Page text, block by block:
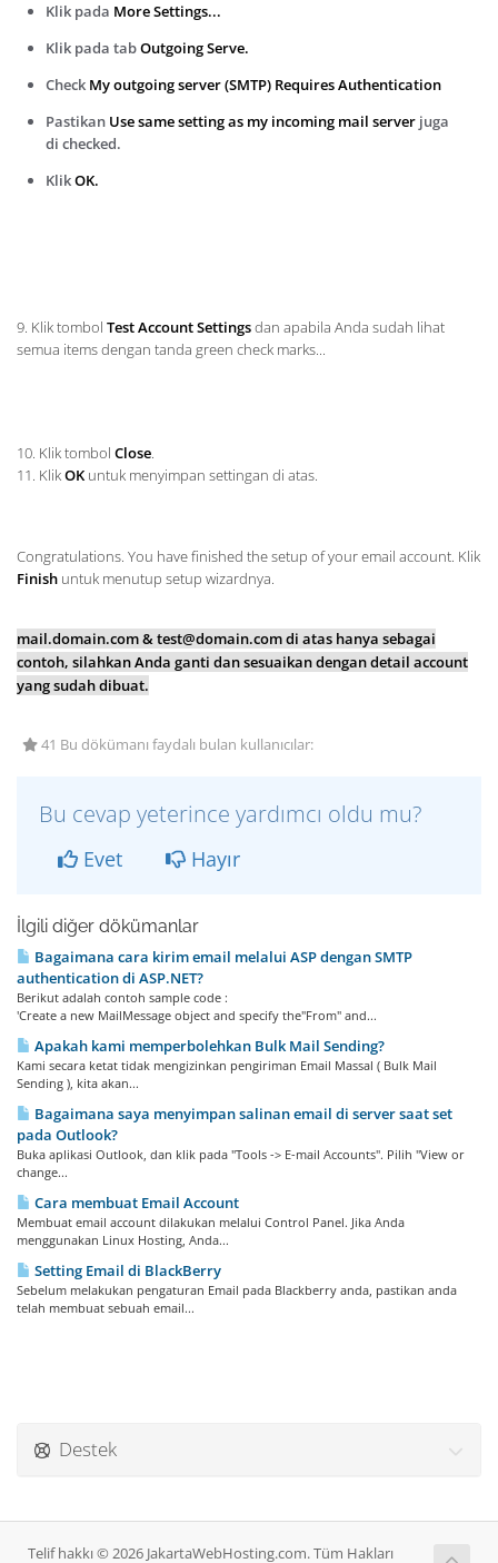
Klik pada More Settings...
Klik pada tabOutgoing Serve.
Check My outgoing server (SMTP) Requires Authentication
Pastikan Use same setting as my incoming mail server juga
di checked.
KlikOK.
9. Klik tombol Test Account Settingsdan apabila Anda sudah lihat
semua items dengan tanda green check marks...
10. Klik tombol Close.
11. KlikOK untuk menyimpan settingan di atas.
Congratulations. You have finished the setup of your email account. Klik
Finish untuk menutup setup wizardnya.
mail.domain.com & test@domain.com di atas hanya sebagai
contoh, silahkan Anda ganti dan sesuaikan dengan detail account
yang sudah dibuat.
41 Bu dökümanı faydalı bulan kullanıcılar:
Bu cevap yeterince yardımcı oldu mu?
Evet Hayır
İlgili diğer dökümanlar
Bagaimana cara kirim email melalui ASP dengan SMTP
authentication di ASP.NET?
Berikut adalah contoh sample code :
'Create a new MailMessage object and specify the"From" and...
Apakah kami memperbolehkan Bulk Mail Sending?
Kami secara ketat tidak mengizinkan pengiriman Email Massal ( Bulk Mail
Sending ), kita akan...
Bagaimana saya menyimpan salinan email di server saat set
pada Outlook?
Buka aplikasi Outlook, dan klik pada "Tools -> E-mail Accounts". Pilih "View or
change...
Cara membuat Email Account
Membuat email account dilakukan melalui Control Panel. Jika Anda
menggunakan Linux Hosting, Anda...
Setting Email di BlackBerry
Sebelum melakukan pengaturan Email pada Blackberry anda, pastikan anda
telah membuat sebuah email...
Destek
Telif hakkı © 2026 JakartaWebHosting.com. Tüm Hakları